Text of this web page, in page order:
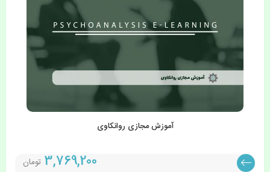
آموزش مجازی روانکاوی
3,769,200 تومان